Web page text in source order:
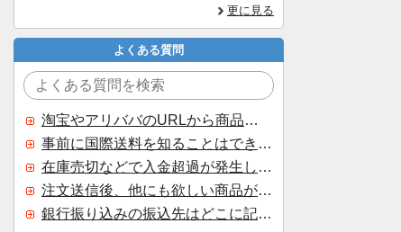
更に見る
よくある質問
淘宝やアリババのURLから商品を探すことはできますか？
事前に国際送料を知ることはできますか？
在庫売切などで入金超過が発生した場合はいつ返金されますか？
注文送信後、他にも欲しい商品が見つかった場合、追加注文できますか？
銀行振り込みの振込先はどこに記載されていますか？